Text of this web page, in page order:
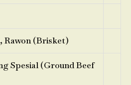
Rawon (Brisket)
Spesial (Ground Beef